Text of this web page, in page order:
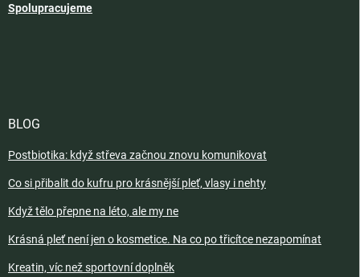
Spolupracujeme
BLOG
Postbiotika: když střeva začnou znovu komunikovat
Co si přibalit do kufru pro krásnější pleť, vlasy i nehty
Když tělo přepne na léto, ale my ne
Krásná pleť není jen o kosmetice. Na co po třicítce nezapomínat
Kreatin, víc než sportovní doplněk